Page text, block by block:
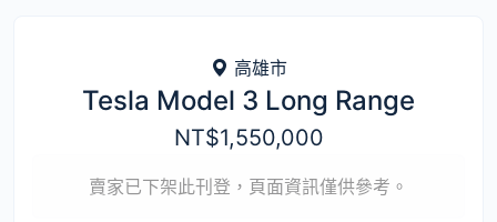
高雄市
Tesla Model 3 Long Range
NT$1,550,000
賣家已下架此刊登，頁面資訊僅供參考。